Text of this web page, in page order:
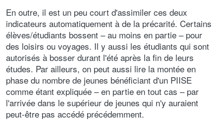
En outre, il est un peu court d'assimiler ces deux
indicateurs automatiquement à de la précarité. Certains
élèves/étudiants bossent – au moins en partie – pour
des loisirs ou voyages. Il y aussi les étudiants qui sont
autorisés à bosser durant l'été après la fin de leurs
études. Par ailleurs, on peut aussi lire la montée en
phase du nombre de jeunes bénéficiant d'un PIISE
comme étant expliquée – en partie en tout cas – par
l'arrivée dans le supérieur de jeunes qui n'y auraient
peut-être pas accédé précédemment.